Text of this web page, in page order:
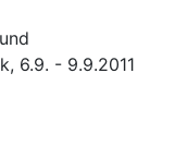
6.9. - 9.9.2011